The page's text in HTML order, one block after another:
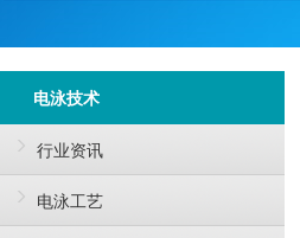
电泳技术
行业资讯
电泳工艺